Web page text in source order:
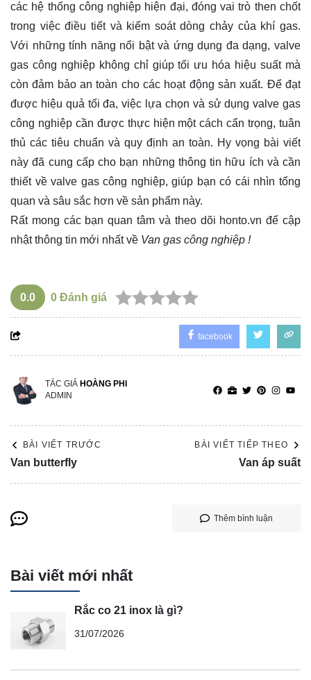
các hệ thống công nghiệp hiện đại, đóng vai trò then chốt
trong việc điều tiết và kiểm soát dòng chảy của khí gas.
Với những tính năng nổi bật và ứng dụng đa dạng, valve
gas công nghiệp không chỉ giúp tối ưu hóa hiệu suất mà
còn đảm bảo an toàn cho các hoạt động sản xuất. Để đạt
được hiệu quả tối đa, việc lựa chọn và sử dụng valve gas
công nghiệp cần được thực hiện một cách cẩn trọng, tuân
thủ các tiêu chuẩn và quy định an toàn. Hy vọng bài viết
này đã cung cấp cho bạn những thông tin hữu ích và cần
thiết về valve gas công nghiệp, giúp bạn có cái nhìn tổng
quan và sâu sắc hơn về sản phẩm này.
Rất mong các bạn quan tâm và theo dõi honto.vn để cập
nhật thông tin mới nhất về Van gas công nghiệp !
0.0 0 Đánh giá
facebook
TÁC GIẢ HOÀNG PHI
ADMIN
BÀI VIẾT TRƯỚC
Van butterfly
BÀI VIẾT TIẾP THEO
Van áp suất
Thêm bình luận
Bài viết mới nhất
Rắc co 21 inox là gì?
31/07/2026